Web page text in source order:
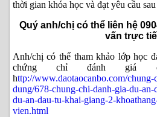
thời gian khóa học và đạt yêu cầu
Quý anh/chị có thể liên hệ
vấn trực
Anh/chị có thể tham khảo lớp học
chứng chỉ đánh
http://www.daotaocanbo.com/
dung/678-chung-chi-danh-gia-du-
du-an-dau-tu-khai-giang-2-
vien.html